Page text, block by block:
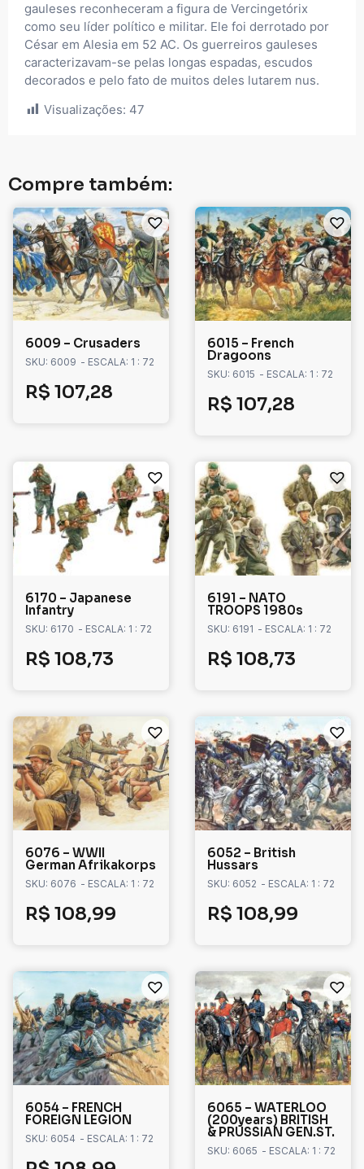
gauleses reconheceram a figura de Vercingetórix
como seu líder político e militar. Ele foi derrotado por
César em Alesia em 52 AC. Os guerreiros gauleses
caracterizavam-se pelas longas espadas, escudos
decorados e pelo fato de muitos deles lutarem nus.
Visualizações: 47
Compre também:
6009 – Crusaders
SKU: 6009 - ESCALA: 1 : 72
R$ 107,28
6015 – French
Dragoons
SKU: 6015 - ESCALA: 1 : 72
R$ 107,28
6170 – Japanese
Infantry
SKU: 6170 - ESCALA: 1 : 72
R$ 108,73
6191 – NATO
TROOPS 1980s
SKU: 6191 - ESCALA: 1 : 72
R$ 108,73
6076 – WWII
German Afrikakorps
SKU: 6076 - ESCALA: 1 : 72
R$ 108,99
6052 – British
Hussars
SKU: 6052 - ESCALA: 1 : 72
R$ 108,99
6054 – FRENCH
FOREIGN LEGION
SKU: 6054 - ESCALA: 1 : 72
6065 – WATERLOO
(200years) BRITISH
& PRUSSIAN GEN.ST.
SKU: 6065 - ESCALA: 1 : 72